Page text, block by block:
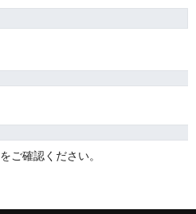
をご確認ください。